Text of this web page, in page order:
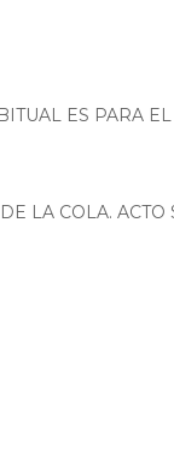
ES PARA
LA COLA.